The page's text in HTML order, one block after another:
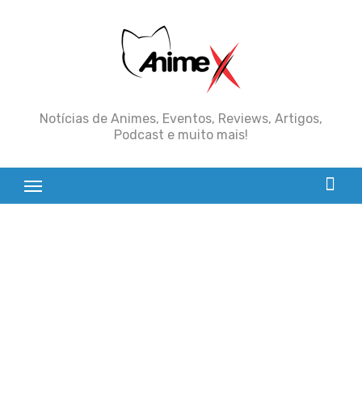
Notícias de Animes, Eventos, Reviews, Artigos,
Podcast e muito mais!